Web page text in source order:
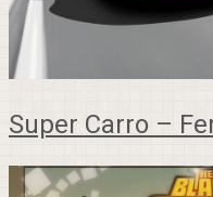
Super Carro –